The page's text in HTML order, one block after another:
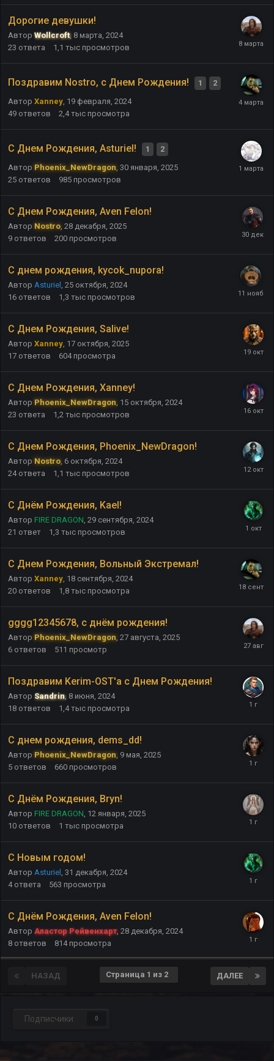
Дорогие девушки!
Автор Wollcroft, 8 марта, 2024
23 ответа 1,1 тыс просмотров
Поздравим Nostro, с Днем Рождения! 1
2
Автор Xanney 19 февраля, 2024
49 ответов 2,4 тыс просмотра
С Днем Рождения, Asturiel! 1
2
Автор Phoenix_NewDragon 30 января, 2025
25 ответов 985 просмотров
С Днем Рождения, Aven Felon!
Автор Nostro 28 декабря, 2025
9 ответов 200 просмотров
С днем рождения, kycok_nupora!
Автор Asturiel 25 октября, 2024
16 ответов 1,3 тыс просмотров
С Днем Рождения, Salive!
Автор Xanney 17 октября, 2025
17 ответов 604 просмотра
С Днем Рождения, Xanney!
Автор Phoenix_NewDragon 15 октября, 2024
23 ответа 1,2 тыс просмотров
С Днем Рождения, Phoenix_NewDragon!
Автор Nostro 6 октября, 2024
24 ответа 1,1 тыс просмотров
С Днём Рождения, Kael!
Автор FIRE DRAGON 29 сентября, 2024
21 ответ 1,3 тыс просмотров
С Днем Рождения, Вольный Экстремал!
Автор Xanney 18 сентября, 2024
20 ответов 1,8 тыс просмотра
gggg12345678, с днём рождения!
Автор Phoenix_NewDragon 27 августа, 2025
6 ответов 511 просмотр
Поздравим Kerim-OST'а с Днем Рождения!
Автор Sandrin, 8 июня, 2024
18 ответов 1,4 тыс просмотра
С днем рождения, dems_dd!
Автор Phoenix_NewDragon 9 мая, 2025
5 ответов 660 просмотров
С Днём Рождения, Bryn!
Автор FIRE DRAGON 12 января, 2025
10 ответов 1 тыс просмотра
С Новым годом!
Автор Asturiel 31 декабря, 2024
4 ответа 563 просмотра
С Днём Рождения, Aven Felon!
Автор Аластор Рейвенхарт, 28 декабря, 2024
8 ответов 814 просмотра
НАЗАД ДАЛЕЕ
Страница 1 из 2
Подписчики 0